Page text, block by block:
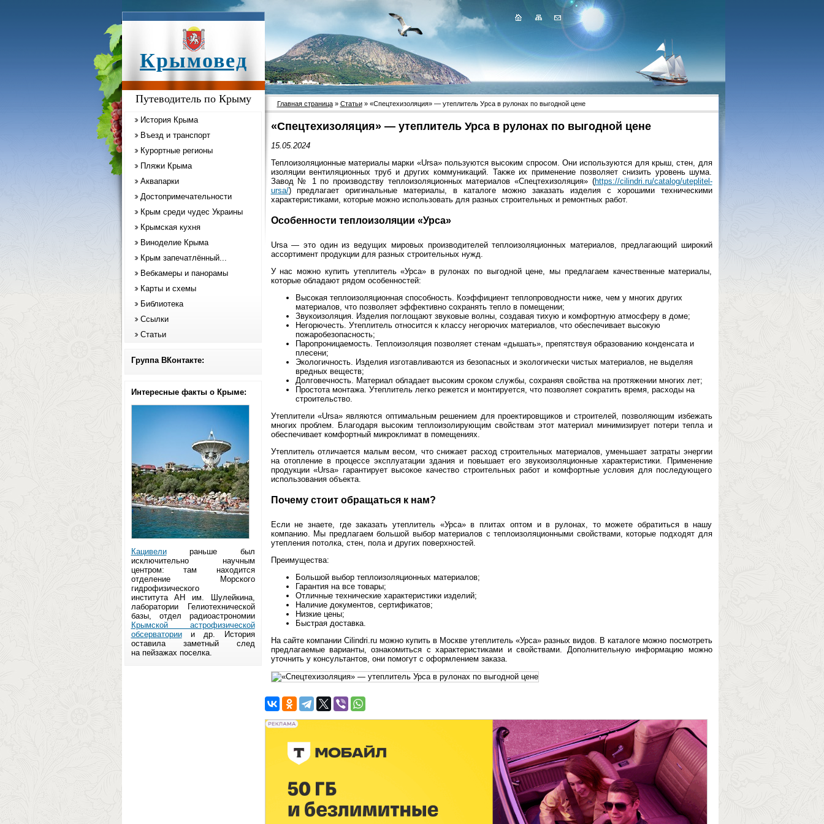
Крымовед
Путеводитель по Крыму
История Крыма
Въезд и транспорт
Курортные регионы
Пляжи Крыма
Аквапарки
Достопримечательности
Крым среди чудес Украины
Крымская кухня
Виноделие Крыма
Крым запечатлённый...
Вебкамеры и панорамы
Карты и схемы
Библиотека
Ссылки
Статьи
Группа ВКонтакте:
Интересные факты о Крыме:
Кацивелираньше был
исключительно научным
центром: там находится
отделение Морского
гидрофизического
института АН им. Шулейкина,
лаборатории Гелиотехнической
базы, отдел радиоастрономии
Крымской астрофизической
обсерваториии др. История
оставила заметный след
на пейзажах поселка.
Главная страница» Статьи» «Спецтехизоляция» — утеплитель Урса в рулонах по выгодной цене
«Спецтехизоляция» — утеплитель Урса в рулонах по выгодной цене
15.05.2024
Теплоизоляционные материалы марки «Ursa» пользуются высоким спросом. Они используются для крыш, стен, для
изоляции вентиляционных труб и других коммуникаций. Также их применение позволяет снизить уровень шума.
Завод № 1 по производству теплоизоляционных материалов «Спецтехизоляция» (https://cilindri.ru/catalog/uteplitel-
ursa/) предлагает оригинальные материалы, в каталоге можно заказать изделия с хорошими техническими
характеристиками, которые можно использовать для разных строительных и ремонтных работ.
Особенности теплоизоляции «Урса»
Ursa — это один из ведущих мировых производителей теплоизоляционных материалов, предлагающий широкий
ассортимент продукции для разных строительных нужд.
У нас можно купить утеплитель «Урса» в рулонах по выгодной цене, мы предлагаем качественные материалы,
которые обладают рядом особенностей:
Высокая теплоизоляционная способность. Коэффициент теплопроводности ниже, чем у многих других
материалов, что позволяет эффективно сохранять тепло в помещении;
Звукоизоляция. Изделия поглощают звуковые волны, создавая тихую и комфортную атмосферу в доме;
Негорючесть. Утеплитель относится к классу негорючих материалов, что обеспечивает высокую
пожаробезопасность;
Паропроницаемость. Теплоизоляция позволяет стенам «дышать», препятствуя образованию конденсата и
плесени;
Экологичность. Изделия изготавливаются из безопасных и экологически чистых материалов, не выделяя
вредных веществ;
Долговечность. Материал обладает высоким сроком службы, сохраняя свойства на протяжении многих лет;
Простота монтажа. Утеплитель легко режется и монтируется, что позволяет сократить время, расходы на
строительство.
Утеплители «Ursa» являются оптимальным решением для проектировщиков и строителей, позволяющим избежать
многих проблем. Благодаря высоким теплоизолирующим свойствам этот материал минимизирует потери тепла и
обеспечивает комфортный микроклимат в помещениях.
Утеплитель отличается малым весом, что снижает расход строительных материалов, уменьшает затраты энергии
на отопление в процессе эксплуатации здания и повышает его звукоизоляционные характеристики. Применение
продукции «Ursa» гарантирует высокое качество строительных работ и комфортные условия для последующего
использования объекта.
Почему стоит обращаться к нам?
Если не знаете, где заказать утеплитель «Урса» в плитах оптом и в рулонах, то можете обратиться в нашу
компанию. Мы предлагаем большой выбор материалов с теплоизоляционными свойствами, которые подходят для
утепления потолка, стен, пола и других поверхностей.
Преимущества:
Большой выбор теплоизоляционных материалов;
Гарантия на все товары;
Отличные технические характеристики изделий;
Наличие документов, сертификатов;
Низкие цены;
Быстрая доставка.
На сайте компании Cilindri.ru можно купить в Москве утеплитель «Урса» разных видов. В каталоге можно посмотреть
предлагаемые варианты, ознакомиться с характеристиками и свойствами. Дополнительную информацию можно
уточнить у консультантов, они помогут с оформлением заказа.